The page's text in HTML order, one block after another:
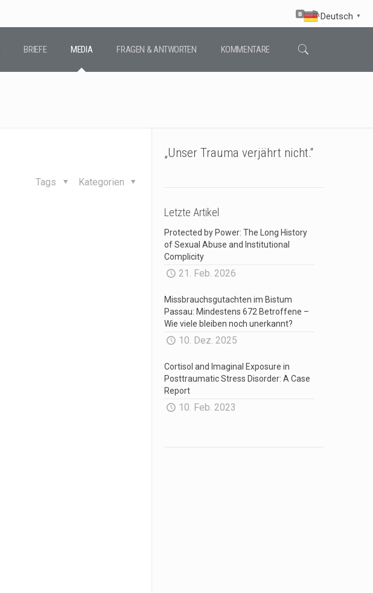
BRIEFE MEDIA FRAGEN & ANTWORTEN KOMMENTARE
Kategorien
Tags
„Unser Trauma verjährt nicht.“
Letzte Artikel
Protected by Power: The Long History
of Sexual Abuse and Institutional
Complicity
21. Feb. 2026
Missbrauchsgutachten im Bistum
Passau: Mindestens 672 Betroffene –
Wie viele bleiben noch unerkannt?
10. Dez. 2025
Cortisol and Imaginal Exposure in
Posttraumatic Stress Disorder: A Case
Report
10. Feb. 2023
Deutsch ▼